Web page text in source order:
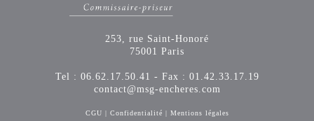
253, rue Saint-Honoré
75001 Paris
Tel : 06.62.17.50.41 - Fax : 01.42.33.17.19
contact@msg-encheres.com
CGU | Confidentialité | Mentions légales